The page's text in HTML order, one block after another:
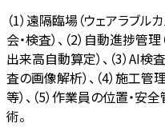
（1）遠隔臨場（ウェアラブル
会・検査）、（2）自動進捗管
出来高自動算定）、（3）AI検
査の画像解析）、（4）施工
等）、（5）作業員の位置・安
術。